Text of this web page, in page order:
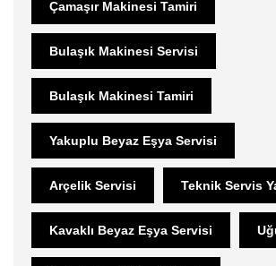
Çamaşır Makinesi Tamiri
Bulaşık Makinesi Servisi
Bulaşık Makinesi Tamiri
Yakuplu Beyaz Eşya Servisi
Arçelik Servisi Teknik Servis
Kavaklı Beyaz Eşya Servisi